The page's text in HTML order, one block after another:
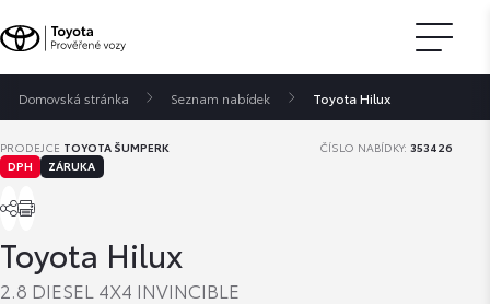
Domovská stránka Seznam nabídek Toyota Hilux
Toyota Hilux
2.8 DIESEL 4X4 INVINCIBLE
DPH ZÁRUKA
PRODEJCE TOYOTA ŠUMPERK ČÍSLO NABÍDKY:353426